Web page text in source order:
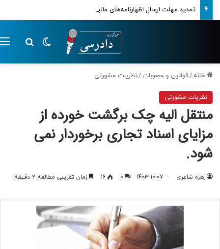
تمدید مهلت ارسال اظهارنامه‌های مالیاتی تا پایان تابستان 1405
تغییر پوسته
خانه /قوانین و مصوبات /نظریات مشورتی
نظریات مشورتی
منتقل الیه چک برگشت خورده از
مزایای اسناد تجاری برخوردار نمی
شود.
زهره شاعری 1403-10-07
0
16 زمان تقریبی مطالعه 2 دقیقه